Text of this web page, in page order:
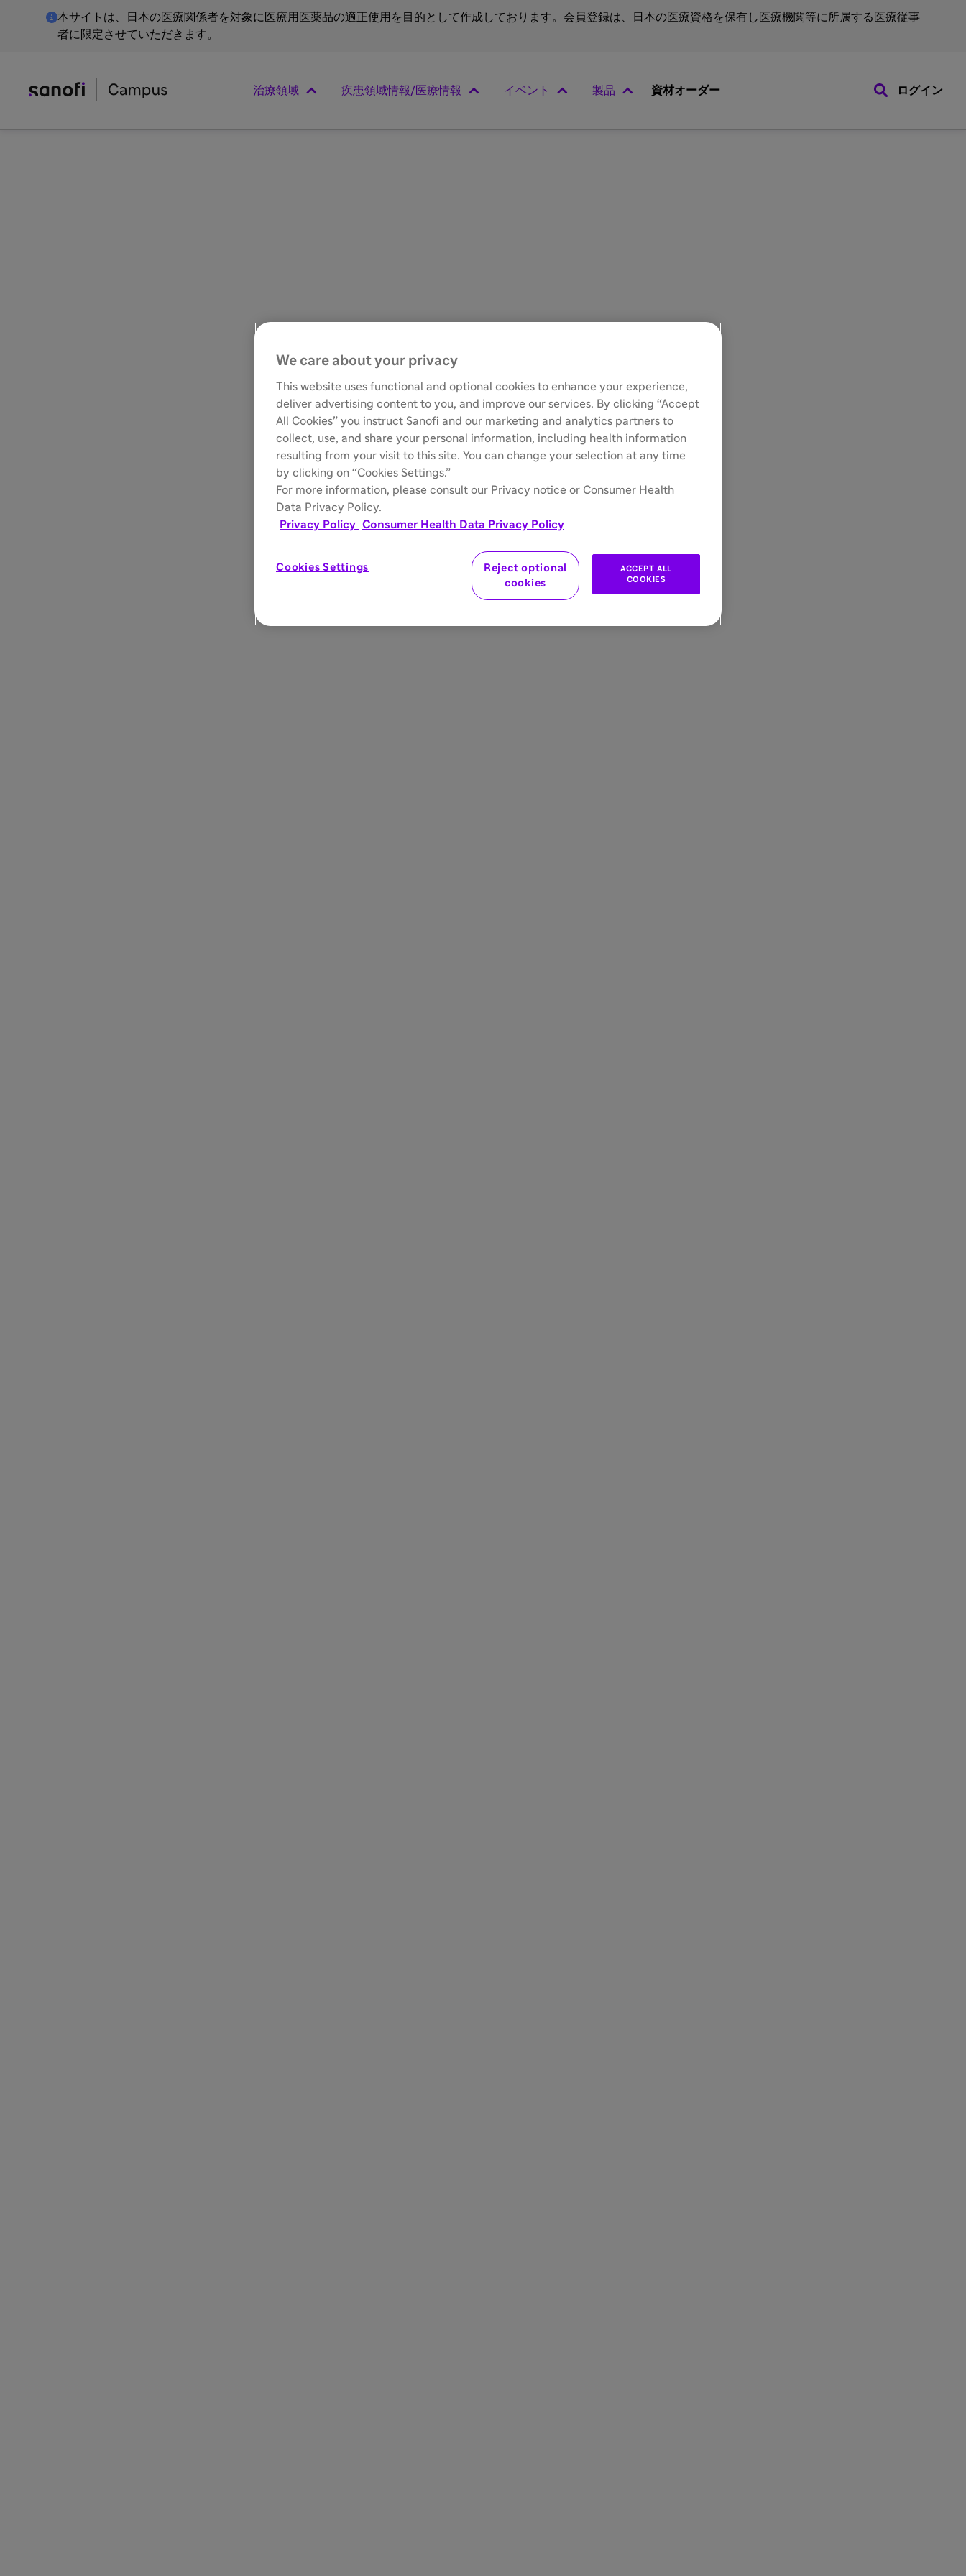
本サイトは、日本の医療関係者を対象に医療用医薬品の適正使用を目的として作成しております。会員登録は、日本の医療資格を保有し医療機関等に所属する医療従事
者に限定させていただきます。
治療領域 疾患領域情報/医療情報 イベント 製品 資材オーダー ログイン
We care about your privacy
This website uses functional and optional cookies to enhance your experience,
deliver advertising content to you, and improve our services. By clicking “Accept
All Cookies” you instruct Sanofi and our marketing and analytics partners to
collect, use, and share your personal information, including health information
resulting from your visit to this site. You can change your selection at any time
by clicking on “Cookies Settings.”
For more information, please consult our Privacy notice or Consumer Health
Data Privacy Policy.
Privacy Policy Consumer Health Data Privacy Policy
Cookies Settings
Reject optional
cookies
ACCEPT ALL
COOKIES